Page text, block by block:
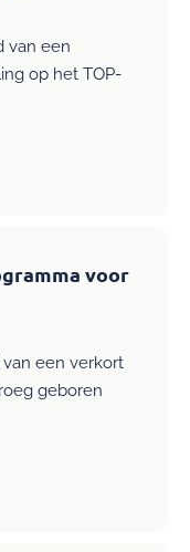
van een
op het TOP-
voor
een verkort
geboren